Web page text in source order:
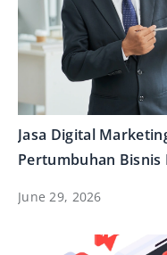
Jasa Digital
Pertumbuhan Bisnis
June 29, 2026